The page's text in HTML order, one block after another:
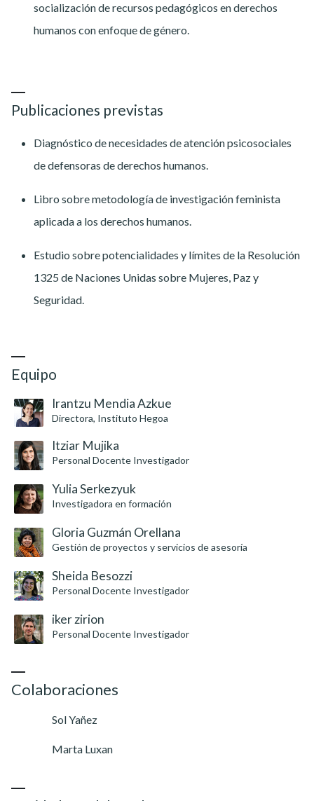
socialización de recursos pedagógicos en derechos
humanos con enfoque de género.
Publicaciones previstas
Diagnóstico de necesidades de atención psicosociales
de defensoras de derechos humanos.
Libro sobre metodología de investigación feminista
aplicada a los derechos humanos.
Estudio sobre potencialidades y límites de la Resolución
1325 de Naciones Unidas sobre Mujeres, Paz y
Seguridad.
Equipo
Irantzu Mendia Azkue
Directora, Instituto Hegoa
Itziar Mujika
Personal Docente Investigador
Yulia Serkezyuk
Investigadora en formación
Gloria Guzmán Orellana
Gestión de proyectos y servicios de asesoría
Sheida Besozzi
Personal Docente Investigador
iker zirion
Personal Docente Investigador
Colaboraciones
Sol Yañez
Marta Luxan